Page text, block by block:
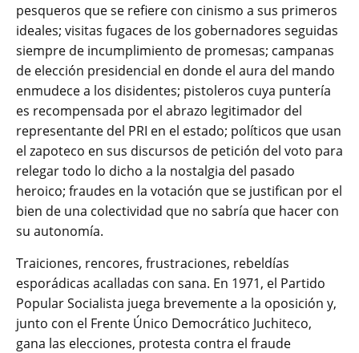
pesqueros que se refiere con cinismo a sus primeros
ideales; visitas fugaces de los gobernadores seguidas
siempre de incumplimiento de promesas; campanas
de elección presidencial en donde el aura del mando
enmudece a los disidentes; pistoleros cuya puntería
es recompensada por el abrazo legitimador del
representante del PRI en el estado; políticos que usan
el zapoteco en sus discursos de petición del voto para
relegar todo lo dicho a la nostalgia del pasado
heroico; fraudes en la votación que se justifican por el
bien de una colectividad que no sabría que hacer con
su autonomía.
Traiciones, rencores, frustraciones, rebeldías
esporádicas acalladas con sana. En 1971, el Partido
Popular Socialista juega brevemente a la oposición y,
junto con el Frente Único Democrático Juchiteco,
gana las elecciones, protesta contra el fraude